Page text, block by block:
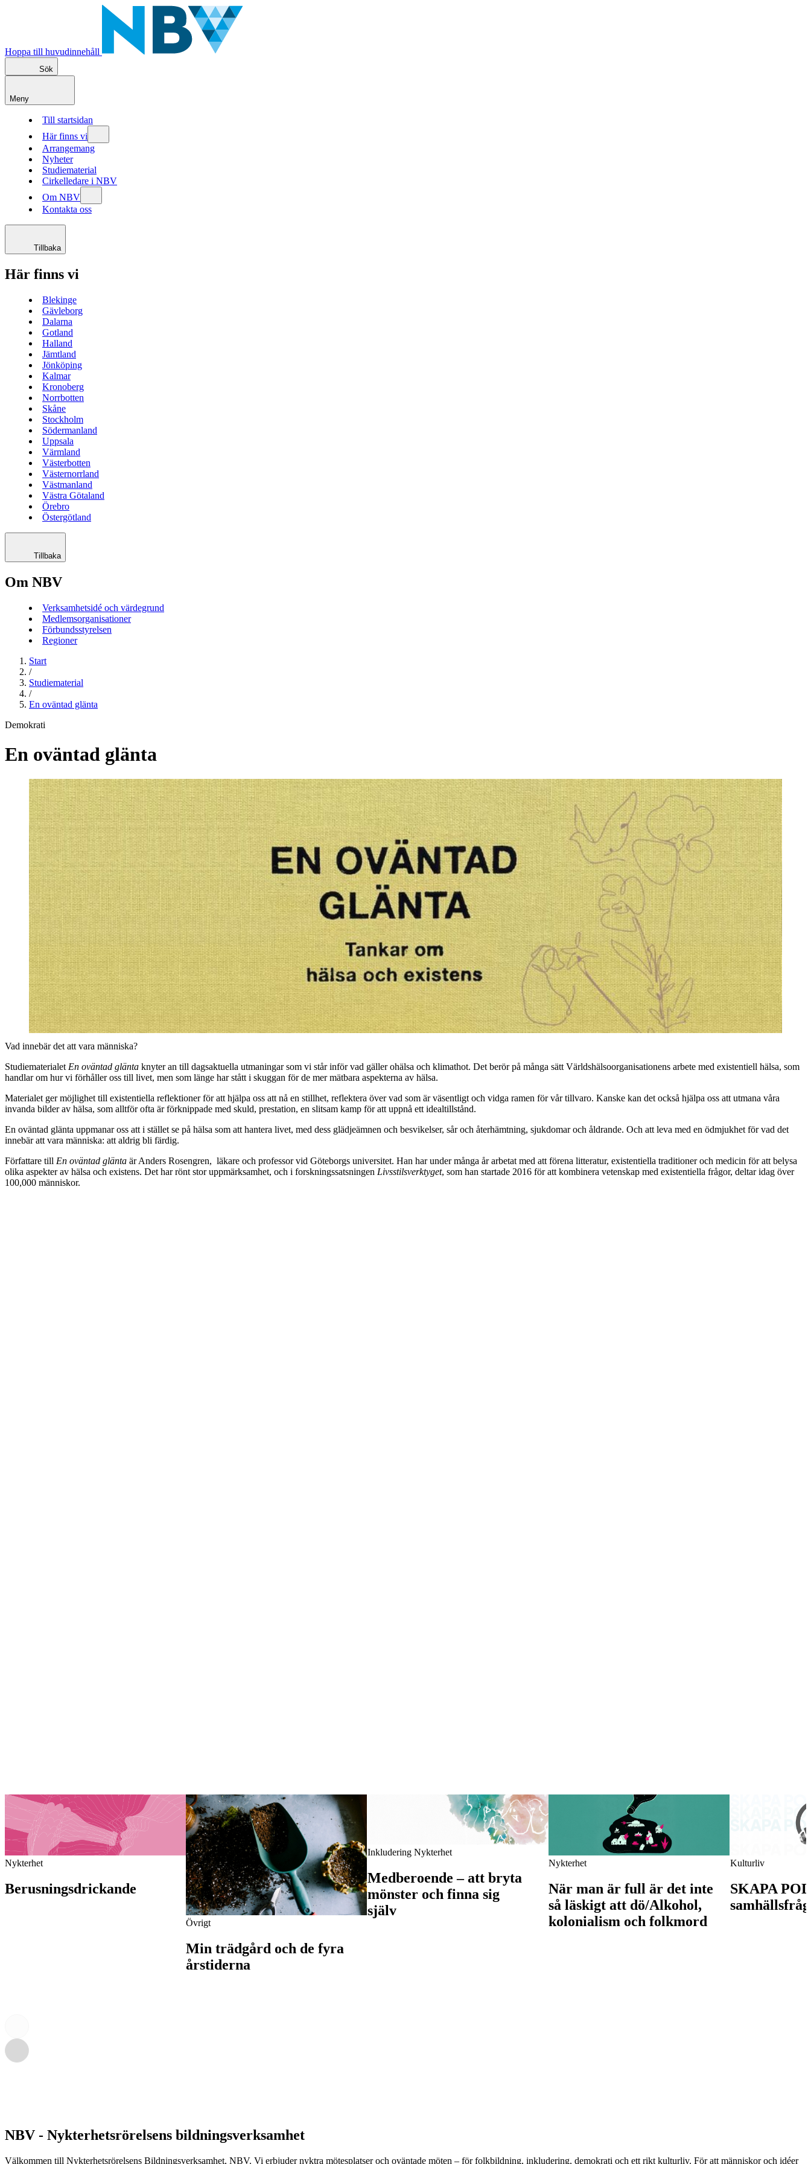
Hoppa till huvudinnehåll
Sök
Meny
Till startsidan
Här finns vi
Arrangemang
Nyheter
Studiematerial
Cirkelledare i NBV
Om NBV
Kontakta oss
Tillbaka
Här finns vi
Blekinge
Gävleborg
Dalarna
Gotland
Halland
Jämtland
Jönköping
Kalmar
Kronoberg
Norrbotten
Skåne
Stockholm
Södermanland
Uppsala
Värmland
Västerbotten
Västernorrland
Västmanland
Västra Götaland
Örebro
Östergötland
Tillbaka
Om NBV
Verksamhetsidé och värdegrund
Medlemsorganisationer
Förbundsstyrelsen
Regioner
Start
/
Studiematerial
/
En oväntad glänta
Demokrati
En oväntad glänta
Vad innebär det att vara människa?
StudiematerialetEn oväntad glänta knyter an till dagsaktuella utmaningar som vi står inför vad gäller ohälsa och klimathot. Det berör på många sätt Världshälsoorganisationens arbete med existentiell hälsa, som
handlar om hur vi förhåller oss till livet, men som länge har stått i skuggan för de mer mätbara aspekterna av hälsa.
Materialet ger möjlighet till existentiella reflektioner för att hjälpa oss att nå en stillhet, reflektera över vad som är väsentligt och vidga ramen för vår tillvaro. Kanske kan det också hjälpa oss att utmana våra
invanda bilder av hälsa, som alltför ofta är förknippade med skuld, prestation, en slitsam kamp för att uppnå ett idealtillstånd.
En oväntad glänta uppmanar oss att i stället se på hälsa som att hantera livet, med dess glädjeämnen och besvikelser, sår och återhämtning, sjukdomar och åldrande. Och att leva med en ödmjukhet för vad det
innebär att vara människa: att aldrig bli färdig.
Författare till En oväntad glänta är Anders Rosengren, läkare och professor vid Göteborgs universitet. Han har under många år arbetat med att förena litteratur, existentiella traditioner och medicin för att belysa
olika aspekter av hälsa och existens. Det har rönt stor uppmärksamhet, och i forskningssatsningen Livsstilsverktyget, som han startade 2016 för att kombinera vetenskap med existentiella frågor, deltar idag över
100,000 människor.
Nykterhet
Berusningsdrickande
Övrigt
Min trädgård och de fyra
årstiderna
Inkludering Nykterhet
Medberoende – att bryta
mönster och finna sig
själv
Nykterhet
När man är full är det inte
så läskigt att dö/Alkohol,
kolonialism och folkmord
Kulturliv
SKAPA
NBV - Nykterhetsrörelsens bildningsverksamhet
Välkommen till Nykterhetsrörelsens Bildningsverksamhet, NBV. Vi erbjuder nyktra mötesplatser och oväntade möten – för folkbildning, inkludering, demokrati och ett rikt kulturliv. För att människor och idéer